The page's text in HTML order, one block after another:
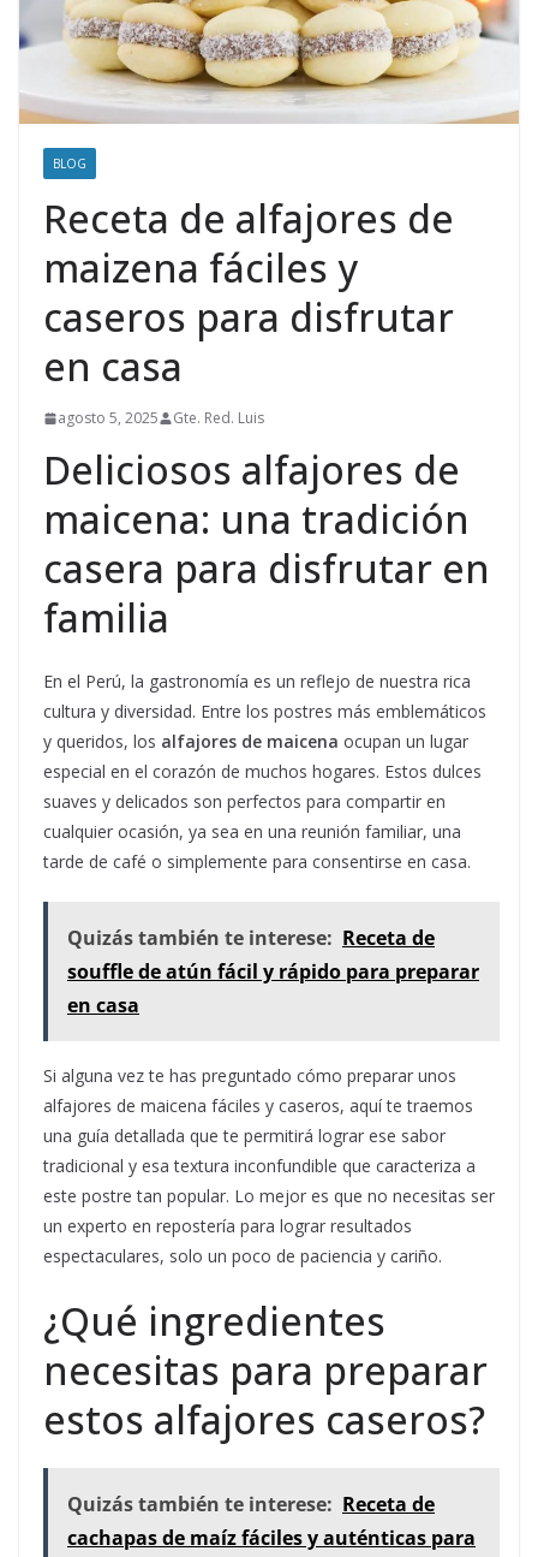
BLOG
Receta de alfajores de
maizena fáciles y
caseros para disfrutar
en casa
agosto 5, 2025 Gte. Red. Luis
Deliciosos alfajores de
maicena: una tradición
casera para disfrutar en
familia
En el Perú, la gastronomía es un reflejo de nuestra rica
cultura y diversidad. Entre los postres más emblemáticos
y queridos, los alfajores de maicena ocupan un lugar
especial en el corazón de muchos hogares. Estos dulces
suaves y delicados son perfectos para compartir en
cualquier ocasión, ya sea en una reunión familiar, una
tarde de café o simplemente para consentirse en casa.
Quizás también te interese: Receta de
souffle de atún fácil y rápido para preparar
en casa
Si alguna vez te has preguntado cómo preparar unos
alfajores de maicena fáciles y caseros, aquí te traemos
una guía detallada que te permitirá lograr ese sabor
tradicional y esa textura inconfundible que caracteriza a
este postre tan popular. Lo mejor es que no necesitas ser
un experto en repostería para lograr resultados
espectaculares, solo un poco de paciencia y cariño.
¿Qué ingredientes
necesitas para preparar
estos alfajores caseros?
Quizás también te interese: Receta de
cachapas de maíz fáciles y auténticas para